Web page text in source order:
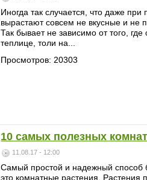
Иногда так случается, что даже
вырастают совсем не вкусные и не
Так бывает не зависимо от того,
теплице, толи на...
Просмотров: 20303
10 самых полезных
11.08.17 - 12:00
Самый простой и надежный способ
это комнатные растения. Растения